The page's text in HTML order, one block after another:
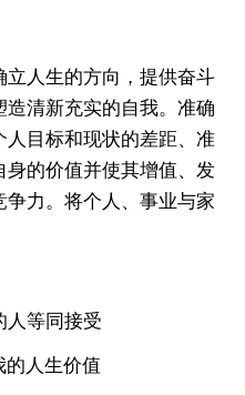
人生的方向，提供奋斗
清新充实的自我。准确
目标和现状的差距、准
的价值并使其增值、发
力。将个人、事业与家
等同接受
人生价值